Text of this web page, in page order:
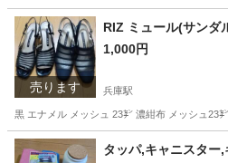
兵庫 神戸市 生活雑貨
売ります
1,000円
兵庫駅
黒 エナメル メッシュ 23㌢ 濃紺布 メッシュ23
兵庫 神戸市 兵庫駅 キズ
タッパ,キャニスター